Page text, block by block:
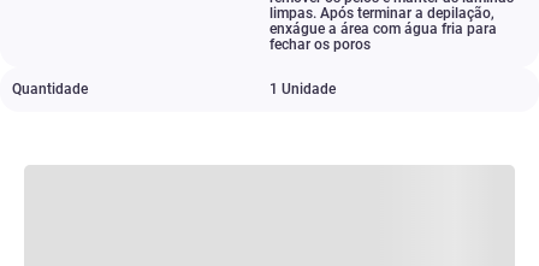
limpas. Após terminar a depilação,
enxágue a área com água fria para
fechar os poros
Quantidade 1 Unidade